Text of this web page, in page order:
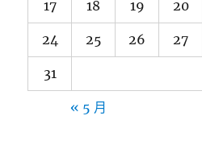
17 18 19 20
24 25 26 27
31
« 5 月